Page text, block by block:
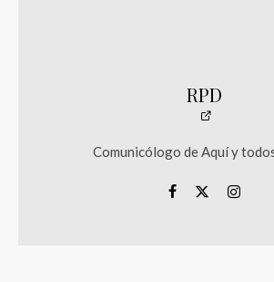
RPD
Comunicólogo de Aquí y